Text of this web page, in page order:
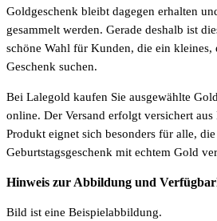
Goldgeschenk bleibt dagegen erhalten
gesammelt werden. Gerade deshalb ist
schöne Wahl für Kunden, die ein kleines,
Geschenk suchen.
Bei Lalegold kaufen Sie ausgewählte
online. Der Versand erfolgt versichert aus
Produkt eignet sich besonders für alle,
Geburtstagsgeschenk mit echtem Gold
Hinweis zur Abbildung und
Bild ist eine Beispielabbildung.